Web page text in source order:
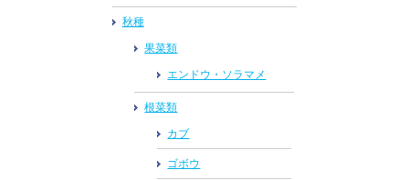
秋種
果菜類
エンドウ・ソラマメ
根菜類
カブ
ゴボウ